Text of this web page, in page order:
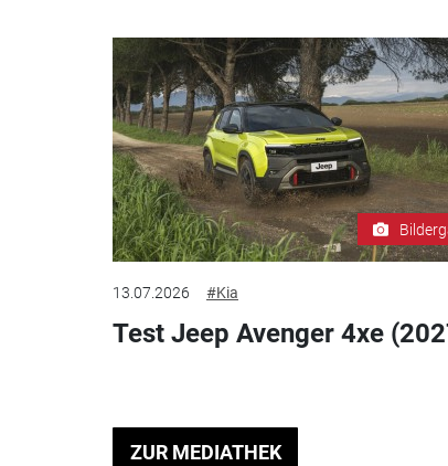
13.07.2026 #Kia
Test Jeep Avenger 4xe
ZUR MEDIATHEK